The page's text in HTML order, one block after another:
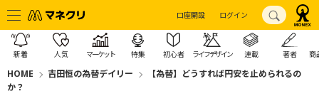
口座開設 ログイン
新着 人気 マーケット 特集 初心者 ライフデザイン 連載 著者 商
HOME 吉田恒の為替デイリー
【為替】どうすれば円安を止められるの
か？